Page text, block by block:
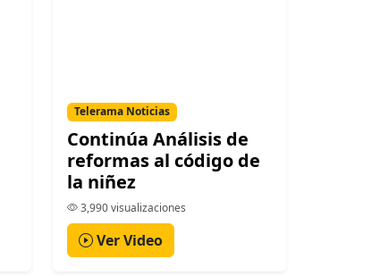
Telerama Noticias
Continúa Análisis de
reformas al código de
la niñez
3,990 visualizaciones
Ver Video